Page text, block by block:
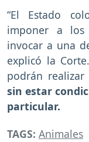
“El Estado
imponer a los
invocar a una
explicó la
podrán
sin estar
particular.
TAGS: Animales